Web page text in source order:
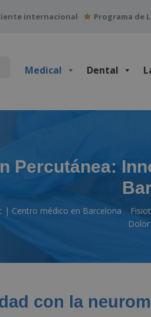
internacional Programa de
Medical Dental
Percutánea:
| Centro médico en Barcelona
con la